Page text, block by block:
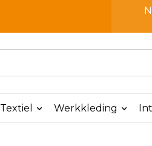
Textiel Werkkleding